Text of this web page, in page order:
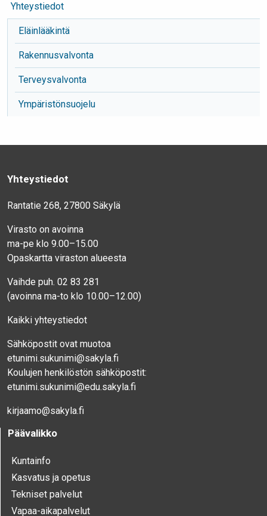
Yhteystiedot
Eläinlääkintä
Rakennusvalvonta
Terveysvalvonta
Ympäristönsuojelu
Yhteystiedot
Rantatie 268, 27800 Säkylä
Virasto on avoinna
ma-pe klo 9.00–15.00
Opaskartta viraston alueesta
Vaihde puh. 02 83 281
(avoinna ma-to klo 10.00–12.00)
Kaikki yhteystiedot
Sähköpostit ovat muotoa
etunimi.sukunimi@sakyla.fi
Koulujen henkilöstön sähköpostit:
etunimi.sukunimi@edu.sakyla.fi
kirjaamo@sakyla.fi
Päävalikko
Kunta­info
Kasvatus ja opetus
Tekniset palvelut
Vapaa-aika­palvelut